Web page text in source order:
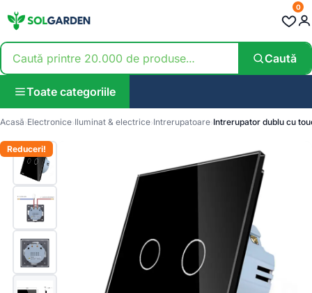
Caută
0
Toate categoriile
Acasă Electronice Iluminat & electrice Intrerupatoare Intrerupator dublu cu
Reduceri!